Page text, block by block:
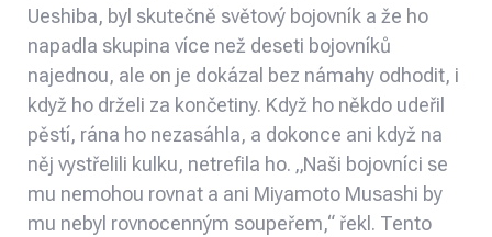
Ueshiba, byl skutečně světový bojovník a že ho
napadla skupina více než deseti bojovníků
najednou, ale on je dokázal bez námahy odhodit, i
když ho drželi za končetiny. Když ho někdo udeřil
pěstí, rána ho nezasáhla, a dokonce ani když na
něj vystřelili kulku, netrefila ho. „Naši bojovníci se
mu nemohou rovnat a ani Miyamoto Musashi by
mu nebyl rovnocenným soupeřem,“ řekl. Tento